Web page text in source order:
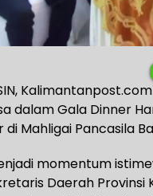
dalam Gala Dinner
di Mahligai Pancasila
momentum
Daerah Provinsi